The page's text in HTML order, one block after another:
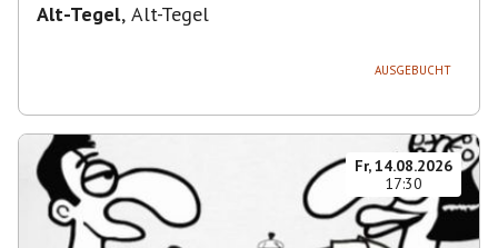
Alt-Tegel, Alt-Tegel
AUSGEBUCHT
Fr, 14.08.2026
17:30